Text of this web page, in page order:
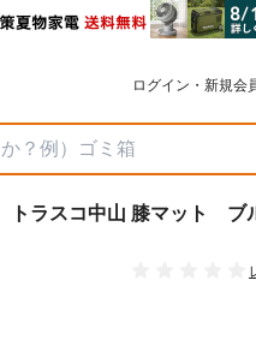
ログイン・新規会
トラスコ中山 膝マット ブ